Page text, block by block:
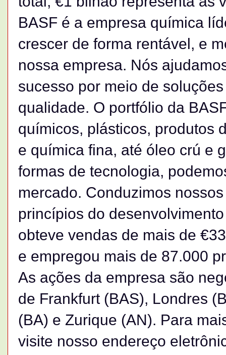
BASF é a empresa química
crescer de forma rentável, e
nossa empresa. Nós
sucesso por meio de
qualidade. O portfólio da
químicos, plásticos, produtos
e química fina, até óleo crú e
formas de tecnologia,
mercado. Conduzimos
princípios do
obteve vendas de mais de
e empregou mais de 87.000
As ações da empresa são
de Frankfurt (BAS), Londres
(BA) e Zurique (AN). Para
visite nosso endereço